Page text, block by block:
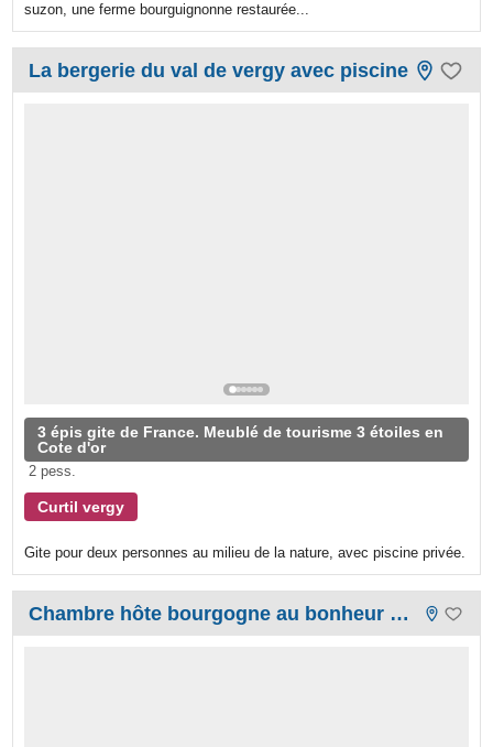
suzon, une ferme bourguignonne restaurée...
La bergerie du val de vergy avec piscine
3 épis gite de France. Meublé de tourisme 3 étoiles en
Cote d'or
2 pess.
Curtil vergy
Gite pour deux personnes au milieu de la nature, avec piscine privée.
Chambre hôte bourgogne au bonheur de ce monde